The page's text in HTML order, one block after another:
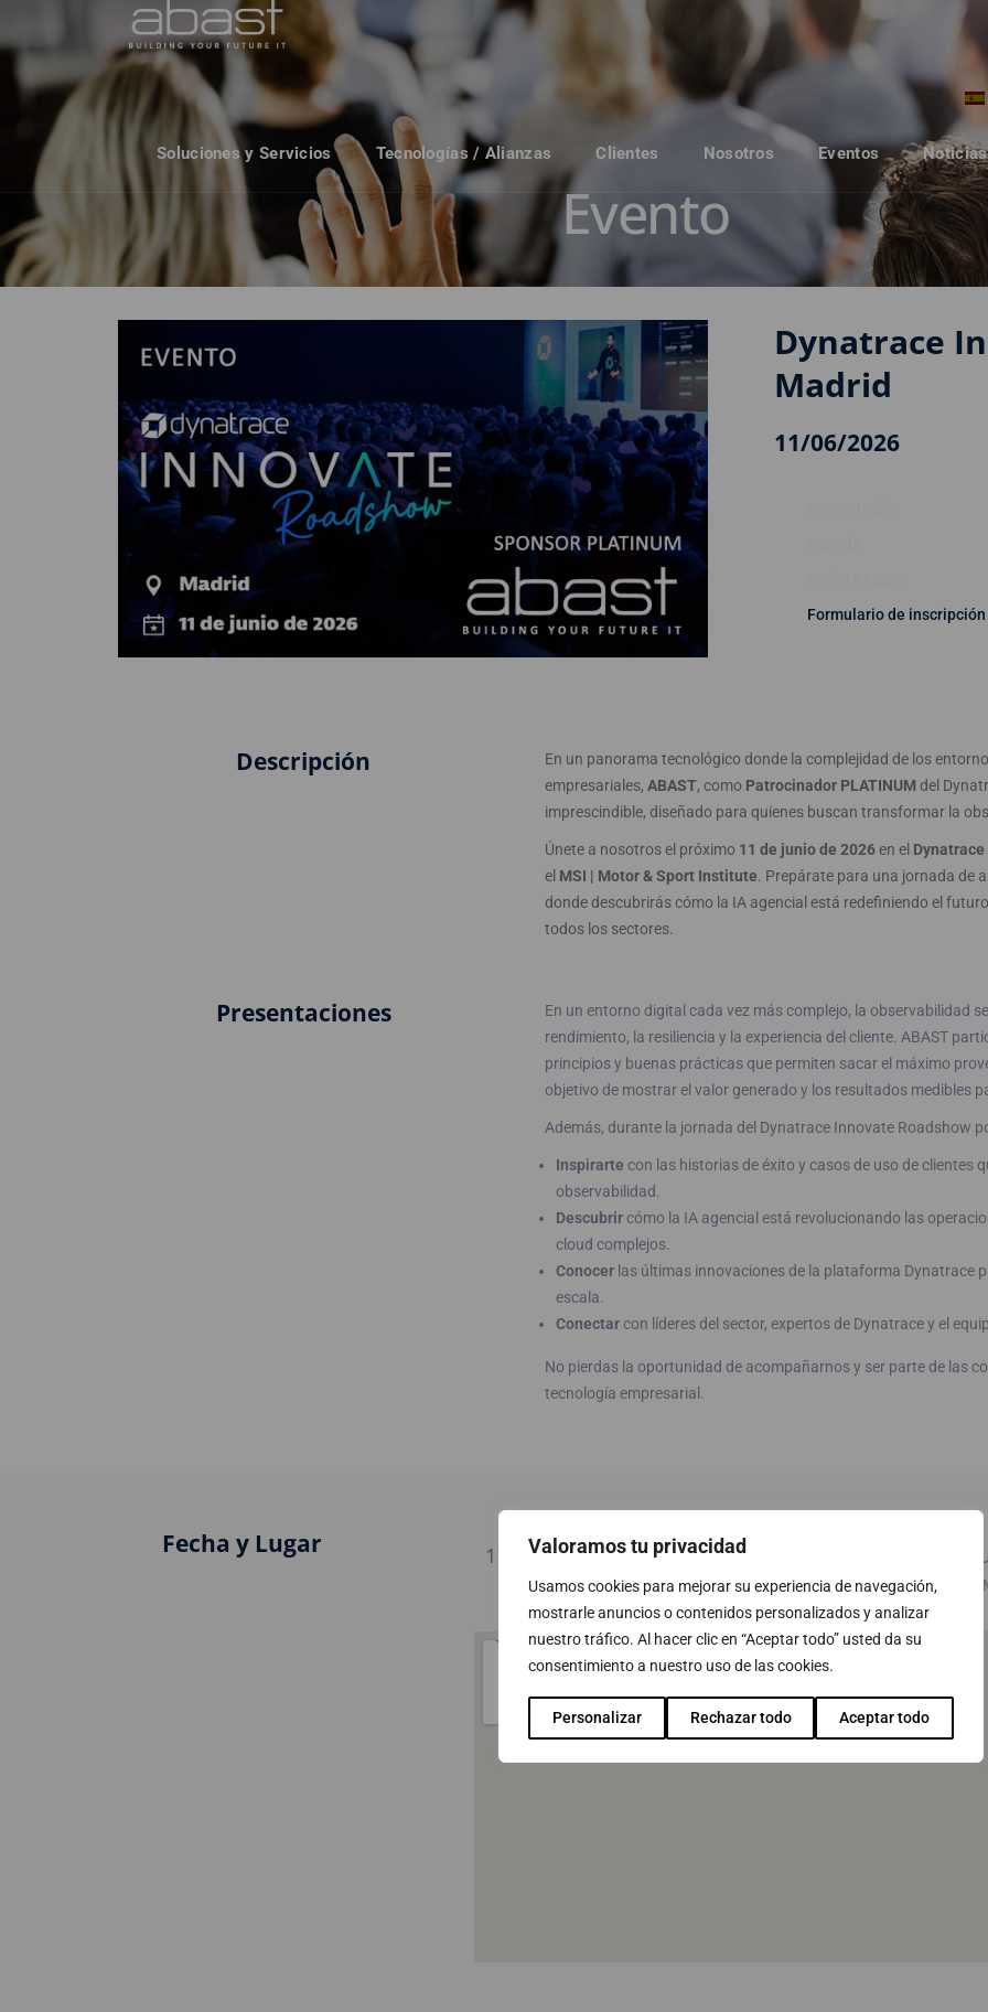
Valoramos tu privacidad
Usamos cookies para mejorar su experiencia de navegación,
mostrarle anuncios o contenidos personalizados y analizar
nuestro tráfico. Al hacer clic en “Aceptar todo” usted da su
consentimiento a nuestro uso de las cookies.
Personalizar Rechazar todo Aceptar todo
Soluciones y Servicios Tecnologías / Alianzas Clientes Nosotros Eventos
Evento
Dynatrace
Madrid
11/06/2026
Formulario de inscripción
Descripción
En un panorama tecnológico donde la complejidad de los
empresariales, ABAST, como Patrocinador PLATINUMdel
imprescindible, diseñado para quienes buscan transformar la
Únete a nosotros el próximo 11 de junio de 2026en el
el MSI | Motor & Sport Institute. Prepárate para una jornada de
donde descubrirás cómo la IA agencial está redefiniendo el
todos los sectores.
Presentaciones
En un entorno digital cada vez más complejo, la observabilidad
rendimiento, la resiliencia y la experiencia del cliente. ABAST
principios y buenas prácticas que permiten sacar el máximo
objetivo de mostrar el valor generado y los resultados medibles
Además, durante la jornada del Dynatrace Innovate Roadshow
Inspirarte con las historias de éxito y casos de uso de
observabilidad.
Descubrircómo la IA agencial está revolucionando las
cloud complejos.
Conocerlas últimas innovaciones de la plataforma Dynatrace
escala.
Conectarcon líderes del sector, expertos de Dynatrace y el
No pierdas la oportunidad de acompañarnos y ser parte de las
tecnología empresarial.
Fecha y Lugar 11/06/2026 MSI Motor & Sport
Avda. M-40. nº1, 28925 Alcorcón.